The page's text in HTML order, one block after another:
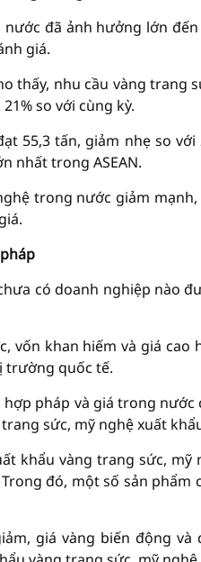
đã ảnh hưởng lớn
giá.
thấy, nhu cầu vàng trang
so với cùng kỳ.
55,3 tấn, giảm nhẹ so
nhất trong ASEAN.
trong nước giảm
có doanh nghiệp nào
vốn khan hiếm và giá cao
trường quốc tế.
pháp và giá trong
sức, mỹ nghệ xuất
khẩu vàng trang sức, mỹ
Trong đó, một số sản
giá vàng biến động